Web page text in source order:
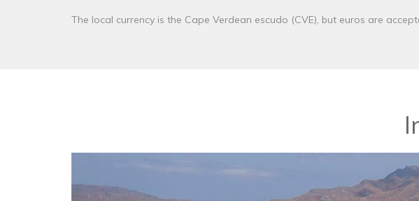
The local currency is the Cape Verdean escudo (CVE), but euros are